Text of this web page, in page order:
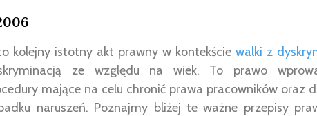
kolejny istotny akt prawny w kontekście walki z
ze względu na wiek. To prawo
mające na celu chronić prawa pracowników oraz
naruszeń. Poznajmy bliżej te ważne przepisy